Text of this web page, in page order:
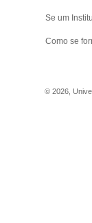
Se um
Como se
© 2026